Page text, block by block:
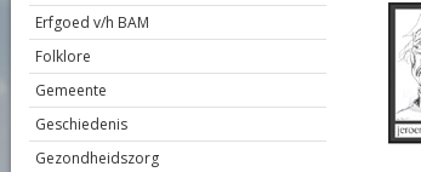
Erfgoed v/h BAM
Folklore
Gemeente
Geschiedenis
Gezondheidszorg